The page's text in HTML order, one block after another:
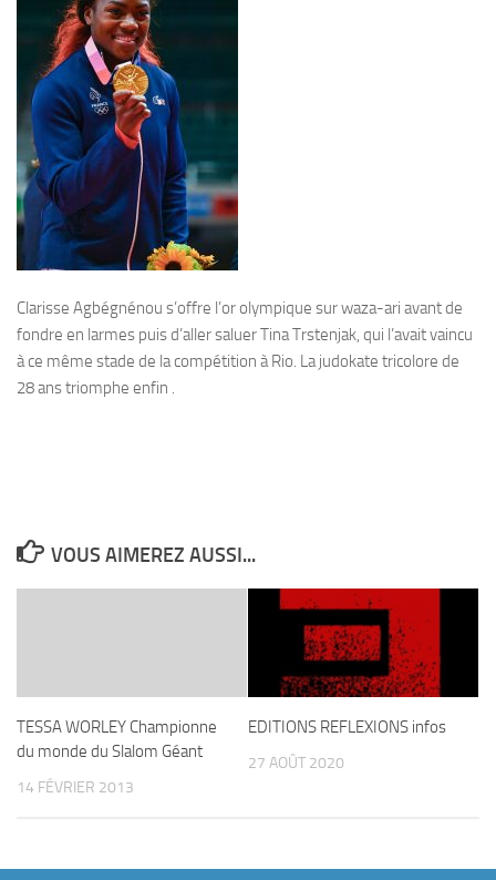
Clarisse Agbégnénou s’offre l’or olympique sur waza-ari avant de
fondre en larmes puis d’aller saluer Tina Trstenjak, qui l’avait vaincu
à ce même stade de la compétition à Rio. La judokate tricolore de
28 ans triomphe enfin .
VOUS AIMEREZ AUSSI...
TESSA WORLEY Championne
du monde du Slalom Géant
14 FÉVRIER 2013
EDITIONS REFLEXIONS infos
27 AOÛT 2020